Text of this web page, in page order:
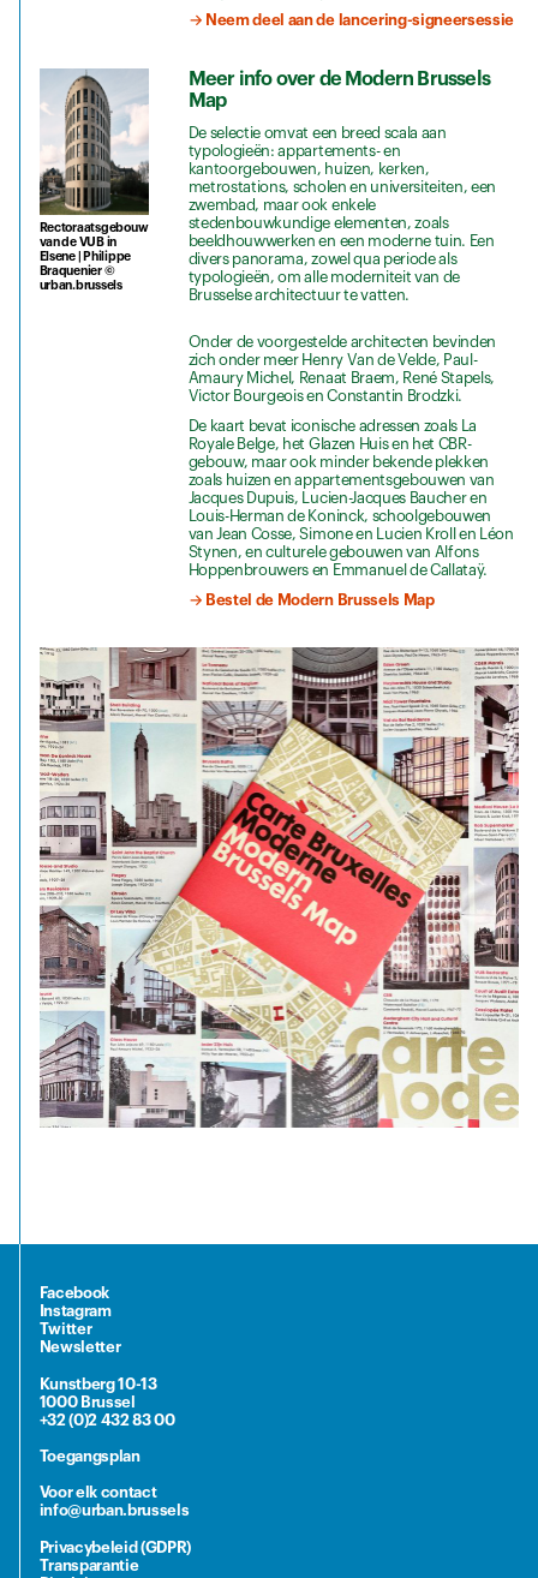
→ Neem deel aan de lancering-signeersessie
Rectoraatsgebouw
van de VUB in
Elsene | Philippe
Braquenier ©
urban.brussels
Meer info over de Modern Brussels
Map
De selectie omvat een breed scala aan
typologieën: appartements- en
kantoorgebouwen, huizen, kerken,
metrostations, scholen en universiteiten, een
zwembad, maar ook enkele
stedenbouwkundige elementen, zoals
beeldhouwwerken en een moderne tuin. Een
divers panorama, zowel qua periode als
typologieën, om alle moderniteit van de
Brusselse architectuur te vatten.
Onder de voorgestelde architecten bevinden
zich onder meer Henry Van de Velde, Paul-
Amaury Michel, Renaat Braem, René Stapels,
Victor Bourgeois en Constantin Brodzki.
De kaart bevat iconische adressen zoals La
Royale Belge, het Glazen Huis en het CBR-
gebouw, maar ook minder bekende plekken
zoals huizen en appartementsgebouwen van
Jacques Dupuis, Lucien-Jacques Baucher en
Louis-Herman de Koninck, schoolgebouwen
van Jean Cosse, Simone en Lucien Kroll en Léon
Stynen, en culturele gebouwen van Alfons
Hoppenbrouwers en Emmanuel de Callataÿ.
→ Bestel de Modern Brussels Map
Facebook
Instagram
Twitter
Newsletter
Kunstberg 10-13
1000 Brussel
+32 (0)2 432 83 00
Toegangsplan
Voor elk contact
info@urban.brussels
Privacybeleid (GDPR)
Transparantie